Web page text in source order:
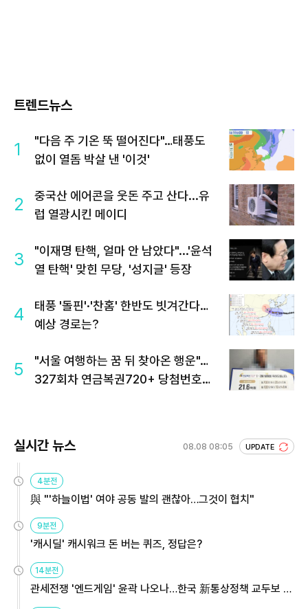
트렌드뉴스
1
"다음 주 기온 뚝 떨어진다"…태풍도
없이 열돔 박살 낸 '이것'
2
중국산 에어콘을 웃돈 주고 산다...유
럽 열광시킨 메이디
3
"이재명 탄핵, 얼마 안 남았다"...'윤석
열 탄핵' 맞힌 무당, '성지글' 등장
4
태풍 '돌핀'·'찬홈' 한반도 빗겨간다…
예상 경로는?
5
"서울 여행하는 꿈 뒤 찾아온 행운"…
327회차 연금복권720+ 당첨번호조
실시간 뉴스 08.08 08:05 UPDATE
4분전
與 "'하늘이법' 여야 공동 발의 괜찮아…그것이 협치"
9분전
'캐시딜' 캐시워크 돈 버는 퀴즈, 정답은?
14분전
관세전쟁 '엔드게임' 윤곽 나오나…한국 新통상정책 교두보 활